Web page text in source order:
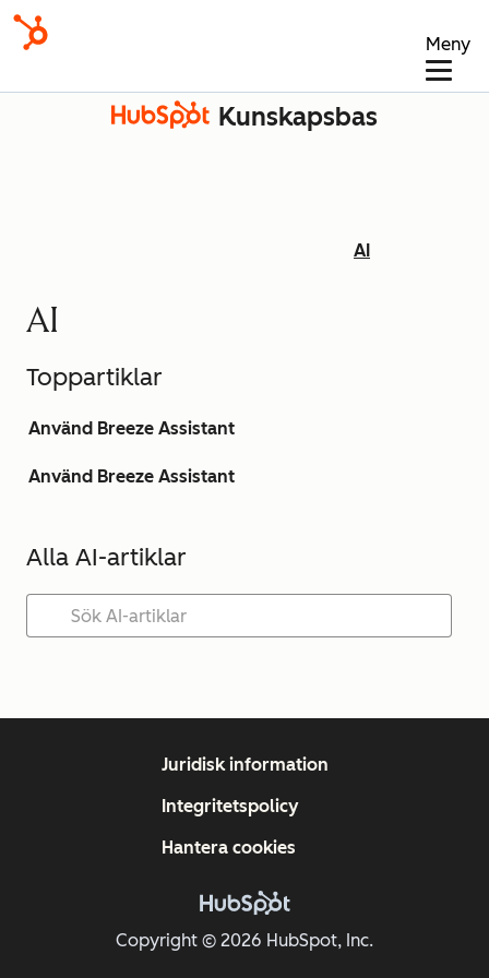
Meny
Kunskapsbas
AI
AI
Toppartiklar
Använd Breeze Assistant
Använd Breeze Assistant
Alla AI-artiklar
Copyright © 2026 HubSpot, Inc.
Juridisk information
Integritetspolicy
Hantera cookies